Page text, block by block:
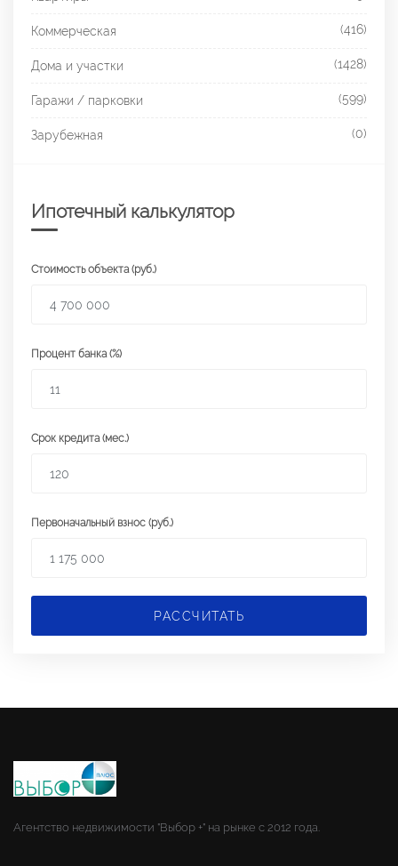
Коммерческая (416)
Дома и участки (1428)
Гаражи / парковки (599)
Зарубежная (0)
Ипотечный калькулятор
Стоимость объекта (руб.)
Процент банка (%)
Срок кредита (мес.)
Первоначальный взнос (руб.)
РАССЧИТАТЬ
Агентство недвижимости "Выбор +" на рынке с 2012 года.